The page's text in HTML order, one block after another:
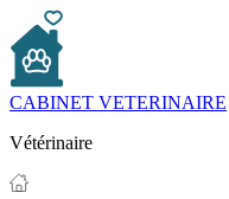
CABINET VETERINAIRE
Vétérinaire